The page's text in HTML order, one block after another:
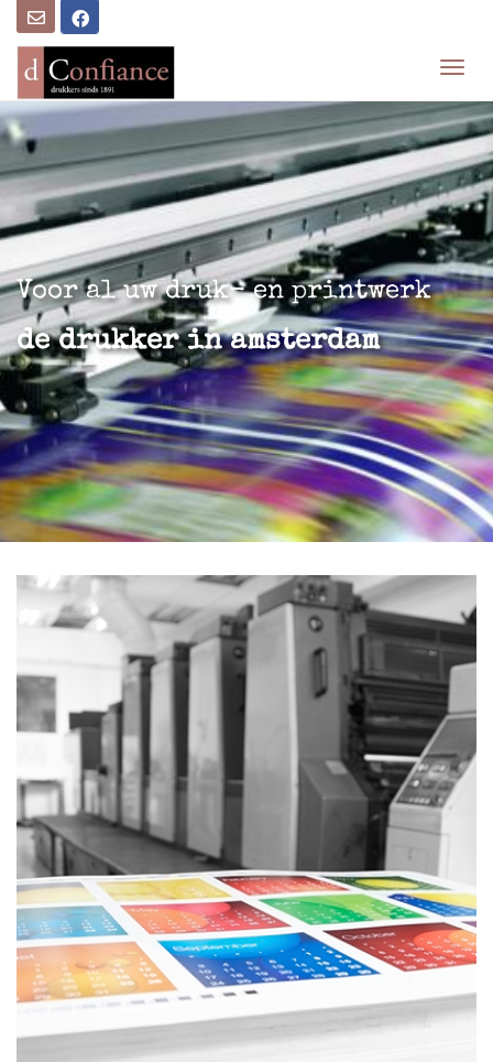
T
G
G
L
E
N
A
V
I
G
A
T
I
O
N
Voor al uw druk- en printwerk
de drukker in amsterdam